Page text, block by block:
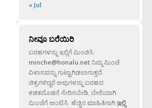
« Jul
ನೀವೂ ಬರೆಯಿರಿ
ಬರಹಗಳನ್ನು ಇಲ್ಲಿಗೆ ಮಿಂಚಿಸಿ:
minche@honalu.netನಿಮ್ಮ ಮಿಂಚೆ
ವಿಳಾಸವನ್ನು ಗುಟ್ಟಾಗಿಡಲಾಗುತ್ತದೆ.
ಚಿತ್ರಗಳಿದ್ದರೆ ಅವುಗಳನ್ನು ಬರಹದ
ಕಡತದೊಡನೆ ಸೇರಿಸಬೇಡಿ, ಬೇರೆಯಾಗಿ
ಮಿಂಚೆಗೆ ಅಂಟಿಸಿ. ಹೆಚ್ಚಿನ ಮಾಹಿತಿಗಾಗಿಇಲ್ಲಿ